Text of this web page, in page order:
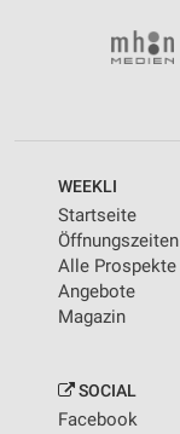
WEEKLI
Startseite
Öffnungszeiten
Alle Prospekte
Angebote
Magazin
SOCIAL
Facebook